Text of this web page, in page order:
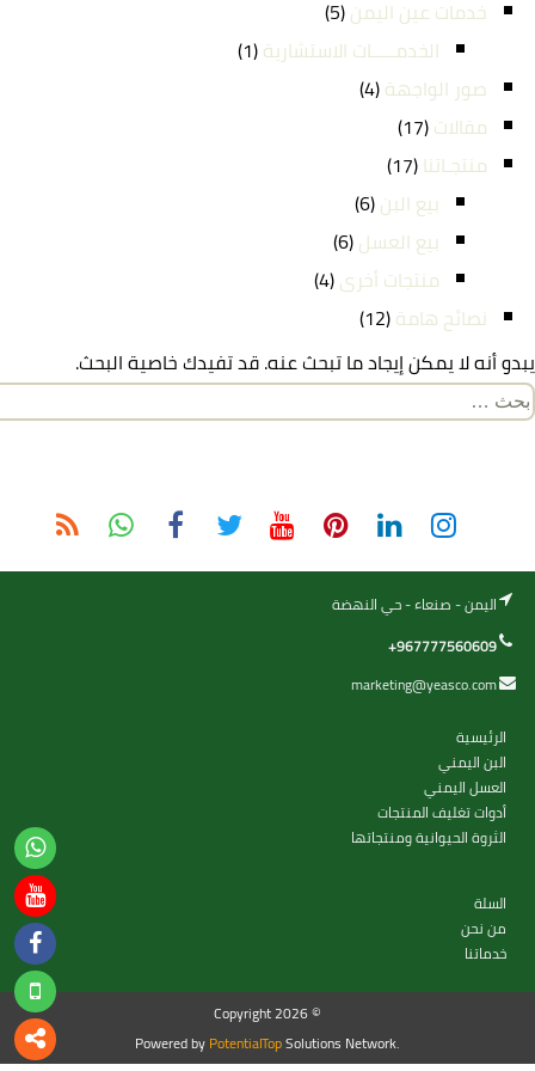
خدمات عين اليمن(5)
الخدمـــــات الاستشارية(1)
صور الواجهة(4)
مقالات(17)
منتجـاتنا (17)
بيع البن(6)
بيع العسل(6)
منتجات أخرى(4)
نصائح هامة(12)
يبدو أنه لا يمكن إيجاد ما تبحث عنه. قد تفيدك خاصية البحث.
البحث
اليمن - صنعاء - حي النهضة
+967777560609
marketing@yeasco.com
الرئيسية
البن اليمني
العسل اليمني
أدوات تغليف المنتجات
الثروة الحيوانية ومنتجاتها
السلة
من نحن
خدماتنا
Copyright 2026 ©
Powered byPotentialTopSolutions Network.